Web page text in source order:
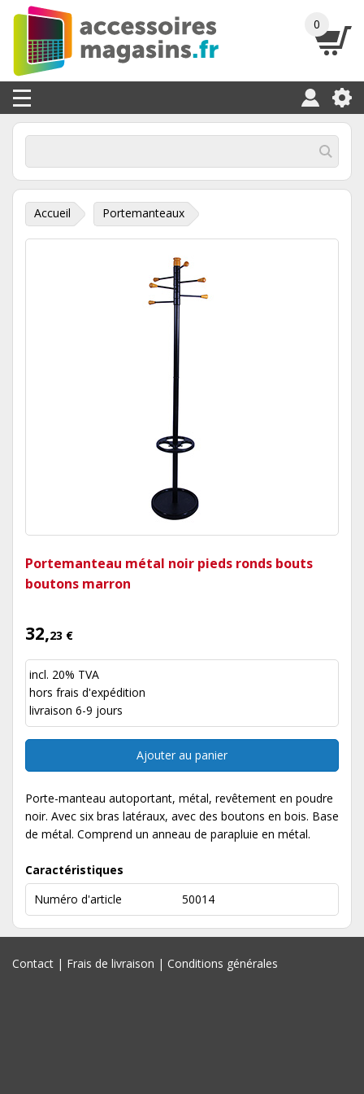
0
Accueil Portemanteaux
Portemanteau métal noir pieds ronds bouts
boutons marron
32,23 €
incl. 20% TVA
hors frais d'expédition
livraison 6-9 jours
Ajouter au panier
Porte-manteau autoportant, métal, revêtement en poudre
noir. Avec six bras latéraux, avec des boutons en bois. Base
de métal. Comprend un anneau de parapluie en métal.
Caractéristiques
Numéro d'article
50014
Contact | Frais de livraison | Conditions générales